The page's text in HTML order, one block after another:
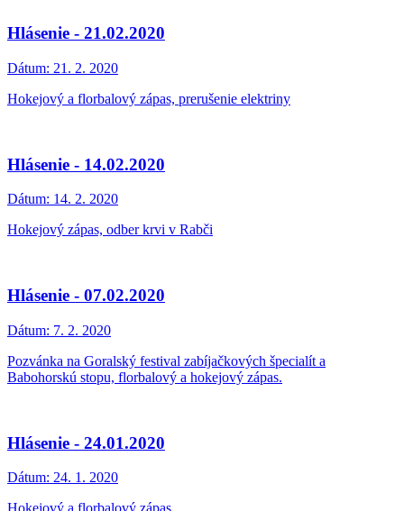
Hlásenie - 21.02.2020
Dátum: 21. 2. 2020
Hokejový a florbalový zápas, prerušenie elektriny
Hlásenie - 14.02.2020
Dátum: 14. 2. 2020
Hokejový zápas, odber krvi v Rabči
Hlásenie - 07.02.2020
Dátum: 7. 2. 2020
Pozvánka na Goralský festival zabíjačkových špecialít a
Babohorskú stopu, florbalový a hokejový zápas.
Hlásenie - 24.01.2020
Dátum: 24. 1. 2020